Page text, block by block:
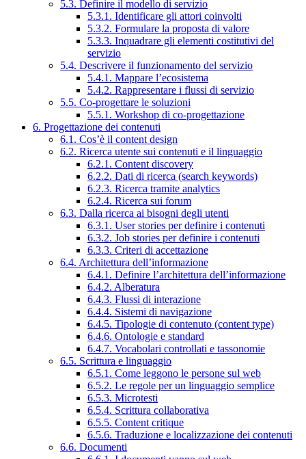
5.3. Definire il modello di servizio
5.3.1. Identificare gli attori coinvolti
5.3.2. Formulare la proposta di valore
5.3.3. Inquadrare gli elementi costitutivi del
servizio
5.4. Descrivere il funzionamento del servizio
5.4.1. Mappare l’ecosistema
5.4.2. Rappresentare i flussi di servizio
5.5. Co-progettare le soluzioni
5.5.1. Workshop di co-progettazione
6. Progettazione dei contenuti
6.1. Cos’è il content design
6.2. Ricerca utente sui contenuti e il linguaggio
6.2.1. Content discovery
6.2.2. Dati di ricerca (search keywords)
6.2.3. Ricerca tramite analytics
6.2.4. Ricerca sui forum
6.3. Dalla ricerca ai bisogni degli utenti
6.3.1. User stories per definire i contenuti
6.3.2. Job stories per definire i contenuti
6.3.3. Criteri di accettazione
6.4. Architettura dell’informazione
6.4.1. Definire l’architettura dell’informazione
6.4.2. Alberatura
6.4.3. Flussi di interazione
6.4.4. Sistemi di navigazione
6.4.5. Tipologie di contenuto (content type)
6.4.6. Ontologie e standard
6.4.7. Vocabolari controllati e tassonomie
6.5. Scrittura e linguaggio
6.5.1. Come leggono le persone sul web
6.5.2. Le regole per un linguaggio semplice
6.5.3. Microtesti
6.5.4. Scrittura collaborativa
6.5.5. Content critique
6.5.6. Traduzione e localizzazione dei contenuti
6.6. Documenti